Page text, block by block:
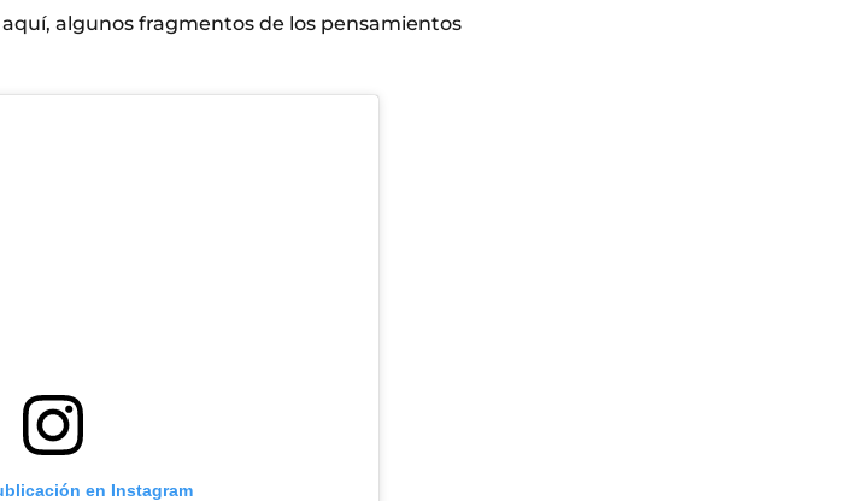
algunos fragmentos de los pensamientos
en Instagram